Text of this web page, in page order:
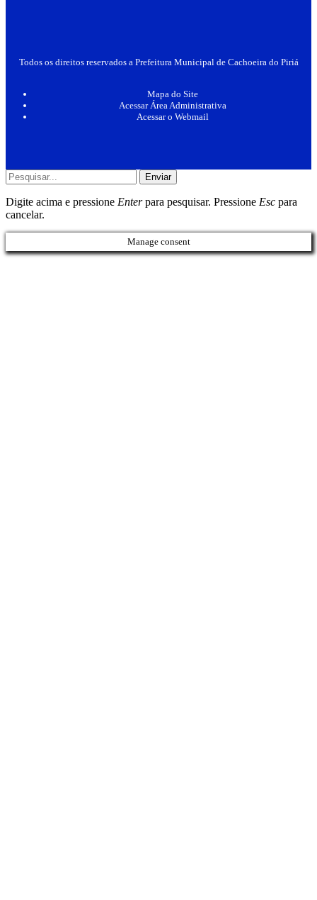
Todos os direitos reservados a Prefeitura Municipal de Cachoeira do Piriá
Mapa do Site
Acessar Área Administrativa
Acessar o Webmail
Enviar
Digite acima e pressione Enterpara pesquisar. Pressione Esc para
cancelar.
Manage consent